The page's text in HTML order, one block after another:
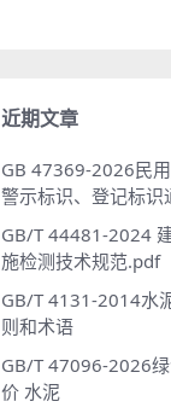
近期文章
GB 47369-2026民
警示标识、登记标识
GB/T 44481-2024
施检测技术规范.pdf
GB/T 4131-2014水
则和术语
GB/T 47096-2026
价 水泥